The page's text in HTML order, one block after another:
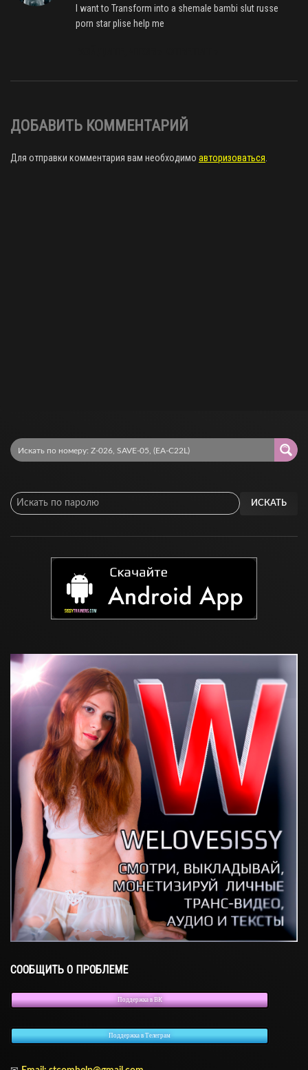
I want to Transform into a shemale bambi slut russe
porn star plise help me
ДОБАВИТЬ КОММЕНТАРИЙ
Для отправки комментария вам необходимо авторизоваться
ИСКАТЬ
СООБЩИТЬ О ПРОБЛЕМЕ
Поддержка в ВК
Поддержка в Телеграм